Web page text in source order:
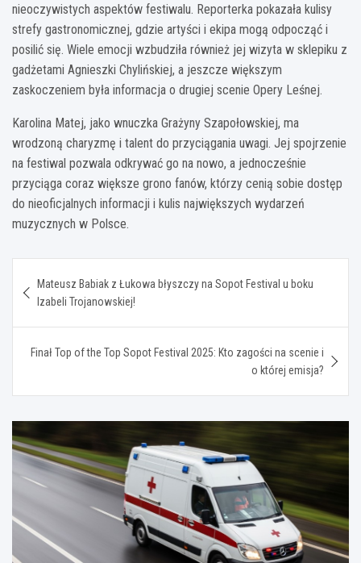
nieoczywistych aspektów festiwalu. Reporterka pokazała kulisy
strefy gastronomicznej, gdzie artyści i ekipa mogą odpocząć i
posilić się. Wiele emocji wzbudziła również jej wizyta w sklepiku z
gadżetami Agnieszki Chylińskiej, a jeszcze większym
zaskoczeniem była informacja o drugiej scenie Opery Leśnej.
Karolina Matej, jako wnuczka Grażyny Szapołowskiej, ma
wrodzoną charyzmę i talent do przyciągania uwagi. Jej spojrzenie
na festiwal pozwala odkrywać go na nowo, a jednocześnie
przyciąga coraz większe grono fanów, którzy cenią sobie dostęp
do nieoficjalnych informacji i kulis największych wydarzeń
muzycznych w Polsce.
wpisu
Mateusz Babiak z Łukowa błyszczy na Sopot Festival u boku
Izabeli Trojanowskiej!
Finał Top of the Top Sopot Festival 2025: Kto zagości na scenie i
o której emisja?